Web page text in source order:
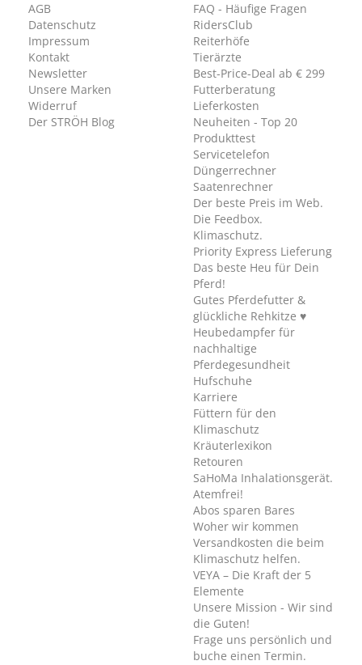
AGB
Datenschutz
Impressum
Kontakt
Newsletter
Unsere Marken
Widerruf
Der STRÖH Blog
FAQ - Häufige Fragen
RidersClub
Reiterhöfe
Tierärzte
Best-Price-Deal ab € 299
Futterberatung
Lieferkosten
Neuheiten - Top 20
Produkttest
Servicetelefon
Düngerrechner
Saatenrechner
Der beste Preis im Web.
Die Feedbox.
Klimaschutz.
Priority Express Lieferung
Das beste Heu für Dein
Pferd!
Gutes Pferdefutter &
glückliche Rehkitze ♥
Heubedampfer für
nachhaltige
Pferdegesundheit
Hufschuhe
Karriere
Füttern für den
Klimaschutz
Kräuterlexikon
Retouren
SaHoMa Inhalationsgerät.
Atemfrei!
Abos sparen Bares
Woher wir kommen
Versandkosten die beim
Klimaschutz helfen.
VEYA – Die Kraft der 5
Elemente
Unsere Mission - Wir sind
die Guten!
Frage uns persönlich und
buche einen Termin.